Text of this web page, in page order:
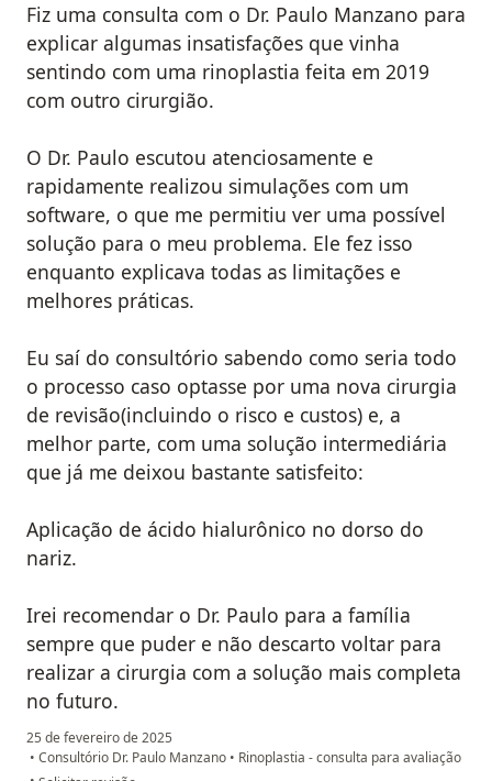
Fiz uma consulta com o Dr. Paulo Manzano para
explicar algumas insatisfações que vinha
sentindo com uma rinoplastia feita em 2019
com outro cirurgião.
O Dr. Paulo escutou atenciosamente e
rapidamente realizou simulações com um
software, o que me permitiu ver uma possível
solução para o meu problema. Ele fez isso
enquanto explicava todas as limitações e
melhores práticas.
Eu saí do consultório sabendo como seria todo
o processo caso optasse por uma nova cirurgia
de revisão(incluindo o risco e custos) e, a
melhor parte, com uma solução intermediária
que já me deixou bastante satisfeito:
Aplicação de ácido hialurônico no dorso do
nariz.
Irei recomendar o Dr. Paulo para a família
sempre que puder e não descarto voltar para
realizar a cirurgia com a solução mais completa
no futuro.
25 de fevereiro de 2025
• Consultório Dr. Paulo Manzano • Rinoplastia - consulta para avaliação
na opinião do utilizador Kaio